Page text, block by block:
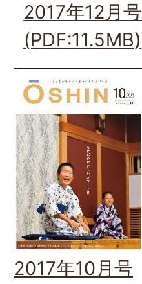
2017年12月号
(PDF:11.5MB)
2017年10月号